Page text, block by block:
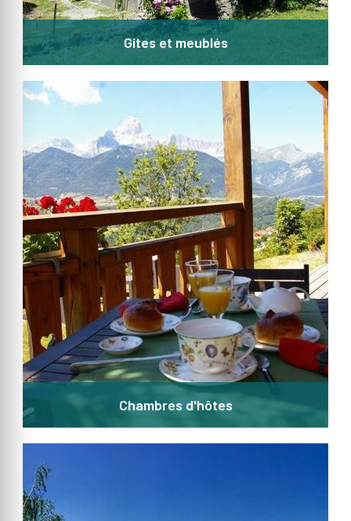
Gites et meublés
Chambres d'hôtes